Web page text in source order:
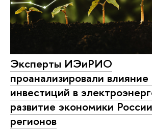
Эксперты ИЭиРИО
проанализировали
инвестиций в
развитие экономики
регионов